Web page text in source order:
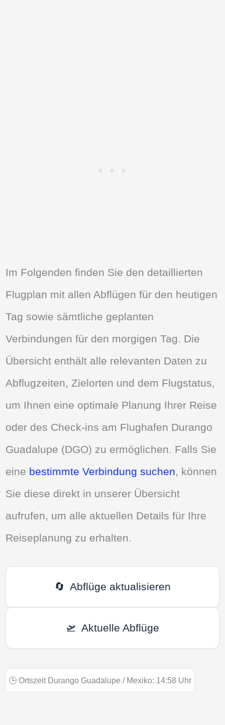
Im Folgenden finden Sie den detaillierten
Flugplan mit allen Abflügen für den heutigen
Tag sowie sämtliche geplanten
Verbindungen für den morgigen Tag. Die
Übersicht enthält alle relevanten Daten zu
Abflugzeiten, Zielorten und dem Flugstatus,
um Ihnen eine optimale Planung Ihrer Reise
oder des Check-ins am Flughafen Durango
Guadalupe (DGO) zu ermöglichen. Falls Sie
eine bestimmte Verbindung suchen, können
Sie diese direkt in unserer Übersicht
aufrufen, um alle aktuellen Details für Ihre
Reiseplanung zu erhalten.
🔄 Abflüge aktualisieren
🛫 Aktuelle Abflüge
🕒 Ortszeit Durango Guadalupe / Mexiko: 14:58 Uhr